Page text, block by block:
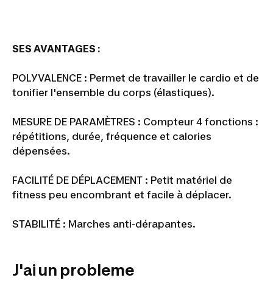
SES AVANTAGES :
POLYVALENCE : Permet de travailler le cardio et de
tonifier l'ensemble du corps (élastiques).
MESURE DE PARAMÈTRES : Compteur 4 fonctions :
répétitions, durée, fréquence et calories
dépensées.
FACILITÉ DE DÉPLACEMENT : Petit matériel de
fitness peu encombrant et facile à déplacer.
STABILITÉ : Marches anti-dérapantes.
J'ai un probleme